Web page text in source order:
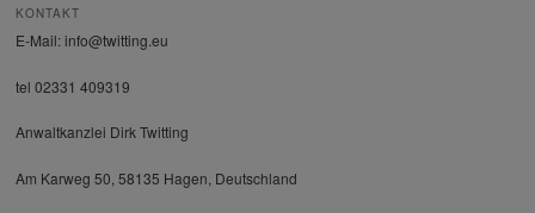
KONTAKT
E-Mail: info@twitting.eu
tel 02331 409319
Anwaltkanzlei Dirk Twitting
Am Karweg 50, 58135 Hagen, Deutschland